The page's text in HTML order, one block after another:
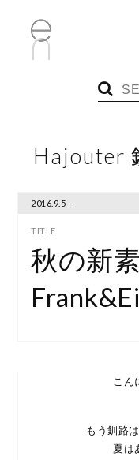
Hajouter
2016.9.5 -
秋の新
こん
もう釧路
夏は